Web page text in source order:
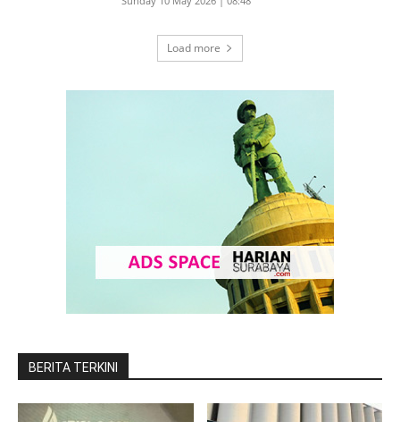
Load more
BERITA TERKINI